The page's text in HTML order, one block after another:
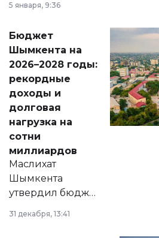
принести
народу
Венесуэлы.
5 января, 9:36
Бюджет
Шымкента на
2026–2028 годы:
рекордные
доходы и
долговая
нагрузка на
сотни
миллиардов
Маслихат
Шымкента
утвердил бюджет
города на 2026–
2028 годы.
31 декабря, 13:41